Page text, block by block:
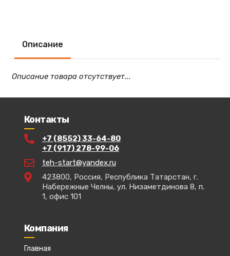
Описание
Описание товара отсутствует...
Контакты
+7 (8552) 33-64-80
+7 (917) 278-99-06
teh-start@yandex.ru
423800, Россия, Республика Татарстан, г.
Набережные Челны, ул. Низаметдинова 8, п.
1, офис 101
Компания
Главная